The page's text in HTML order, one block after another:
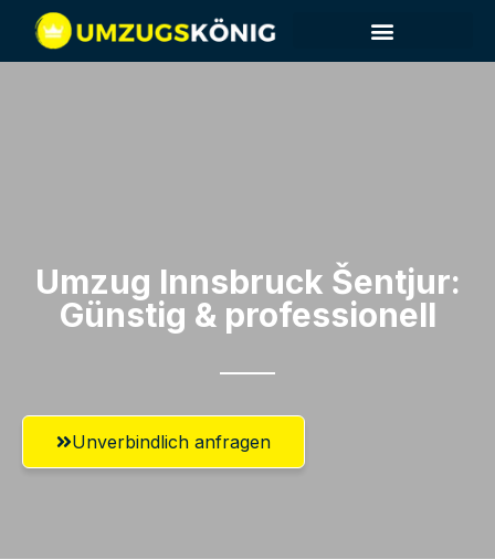
Umzug Innsbruck​ Šentjur:
Günstig & professionell​
Unverbindlich anfragen